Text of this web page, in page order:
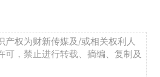
产权为财新传媒及/或相关权利人
可，禁止进行转载、摘编、复制及